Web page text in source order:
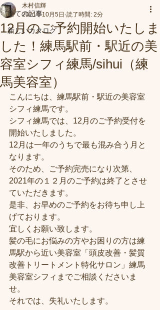
全ての記事
新しいカタログ
12月のご予約開始いたしま
した！練馬駅前・駅近の美
容室シフィ練馬/sihui（練
馬美容室）
木村信輝
2021年10月5日 読了時間: 2分
こんにちは、練馬駅前・駅近の美容室
シフィ練馬です。
シフィ練馬では、12月のご予約受付を
開始いたしました。
12月は一年のうちで最も混み合う月と
なります。
そのため、ご予約完売になり次第、
2021年の１２月のご予約は終了とさせ
ていただきます。
是非、お早めのご予約をお待ち申し上
げております。
宜しくお願い致します。
髪の毛にお悩みの方やお困りの方は練
馬駅から近い美容室「頭皮改善・髪質
改善トリートメント特化サロン」練馬
美容室シフィまでご相談くださいま
せ。
それでは、失礼いたします。